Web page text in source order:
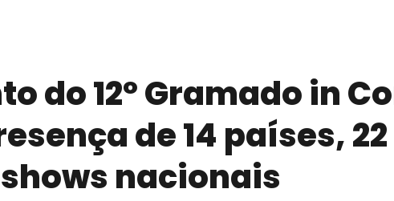
do 12º Gramado in
de 14 países,
nacionais